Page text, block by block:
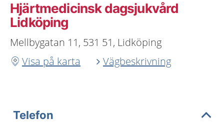
Hjärtmedicinsk dagsjukvård
Lidköping
Mellbygatan 11, 531 51, Lidköping
Visa på karta
Vägbeskrivning
Telefon